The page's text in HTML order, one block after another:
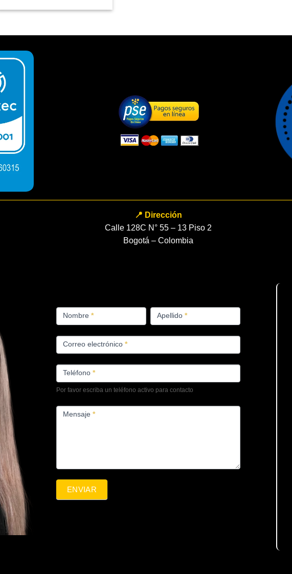
📍 Dirección
Calle 128C N° 55 – 13 Piso 2
Bogotá – Colombia
PRODUCTOS
Nombre * Apellido *
Correo electrónico *
Teléfono *
Por favor escriba un teléfono activo para contacto
Mensaje *
ENVIAR